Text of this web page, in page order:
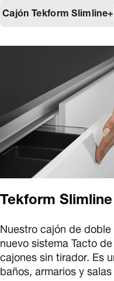
Cajón Tekform Slimline+
Tekform
Nuestro cajón de
nuevo sistema Tacto
cajones sin tirador. Es
baños, armarios y